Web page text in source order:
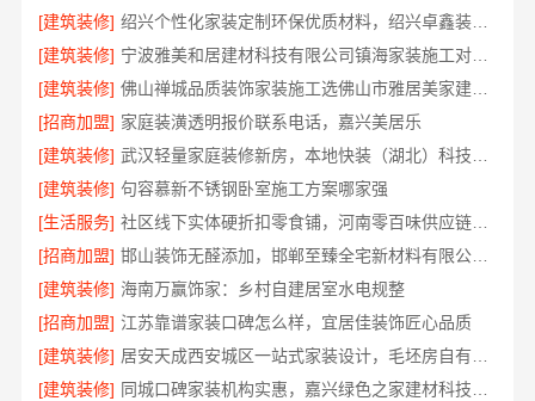
[建筑装修]
绍兴个性化家装定制环保优质材料，绍兴卓鑫装饰材料有限公司
[建筑装修]
宁波雅美和居建材科技有限公司镇海家装施工对接渠道
[建筑装修]
佛山禅城品质装饰家装施工选佛山市雅居美家建筑装饰工程有限公司
[招商加盟] 家庭装潢透明报价联系电话，嘉兴美居乐
[建筑装修]
[建筑装修] 句容慕新不锈钢卧室施工方案哪家强
[生活服务]
社区线下实体硬折扣零食铺，河南零百味供应链有限公司全域盈利
[招商加盟]
邯山装饰无醛添加，邯郸至臻全宅新材料有限公司守护家人健康
[建筑装修] 海南万赢饰家：乡村自建居室水电规整
[招商加盟] 江苏靠谱家装口碑怎么样，宜居佳装饰匠心品质
[建筑装修]
[建筑装修]